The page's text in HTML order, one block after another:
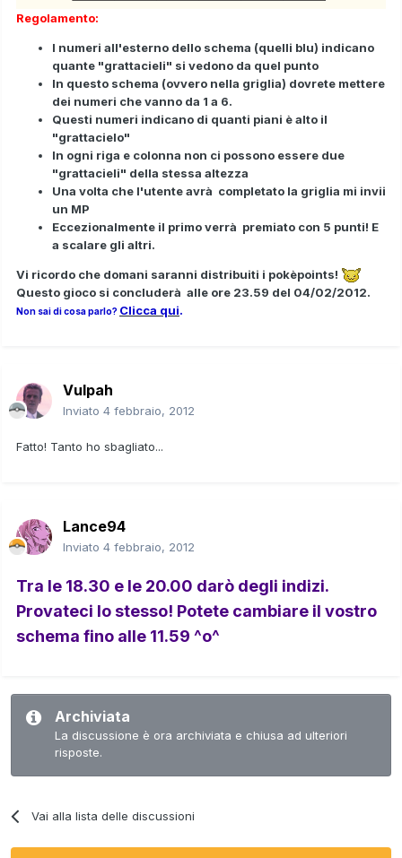
Regolamento:
I numeri all'esterno dello schema (quelli blu) indicano
quante "grattacieli" si vedono da quel punto
In questo schema (ovvero nella griglia) dovrete mettere
dei numeri che vanno da 1 a 6.
Questi numeri indicano di quanti piani è alto il
"grattacielo"
In ogni riga e colonna non ci possono essere due
"grattacieli" della stessa altezza
Una volta che l'utente avrà completato la griglia mi invii
un MP
Eccezionalmente il primo verrà premiato con 5 punti! E
a scalare gli altri.
Vi ricordo che domani saranni distribuiti i pokèpoints!
Questo gioco si concluderà alle ore 23.59 del 04/02/2012.
Non sai di cosa parlo? Clicca qui.
Vulpah
Inviato 4 febbraio, 2012
Fatto! Tanto ho sbagliato...
Lance94
Inviato 4 febbraio, 2012
Tra le 18.30 e le 20.00 darò degli indizi.
Provateci lo stesso! Potete cambiare il vostro
schema fino alle 11.59 ^o^
Archiviata
La discussione è ora archiviata e chiusa ad ulteriori
risposte.
Vai alla lista delle discussioni